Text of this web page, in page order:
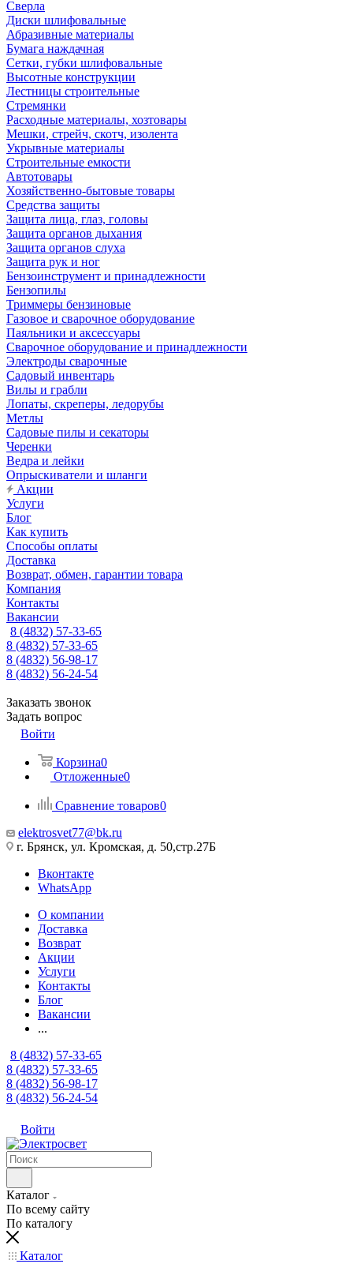
Сверла
Диски шлифовальные
Абразивные материалы
Бумага наждачная
Сетки, губки шлифовальные
Высотные конструкции
Лестницы строительные
Стремянки
Расходные материалы, хозтовары
Мешки, стрейч, скотч, изолента
Укрывные материалы
Строительные емкости
Автотовары
Хозяйственно-бытовые товары
Средства защиты
Защита лица, глаз, головы
Защита органов дыхания
Защита органов слуха
Защита рук и ног
Бензоинструмент и принадлежности
Бензопилы
Триммеры бензиновые
Газовое и сварочное оборудование
Паяльники и аксессуары
Сварочное оборудование и принадлежности
Электроды сварочные
Садовый инвентарь
Вилы и грабли
Лопаты, скреперы, ледорубы
Метлы
Садовые пилы и секаторы
Черенки
Ведра и лейки
Опрыскиватели и шланги
Акции
Услуги
Блог
Как купить
Способы оплаты
Доставка
Возврат, обмен, гарантии товара
Компания
Контакты
Вакансии
8 (4832) 57-33-65
8 (4832) 57-33-65
8 (4832) 56-98-17
8 (4832) 56-24-54
Заказать звонок
Задать вопрос
Войти
Корзина0
Отложенные0
Сравнение товаров0
elektrosvet77@bk.ru
г. Брянск, ул. Кромская, д. 50,стр.27Б
Вконтакте
WhatsApp
О компании
Доставка
Возврат
Акции
Услуги
Контакты
Блог
Вакансии
...
8 (4832) 57-33-65
8 (4832) 57-33-65
8 (4832) 56-98-17
8 (4832) 56-24-54
Войти
Каталог
По всему сайту
По каталогу
Каталог